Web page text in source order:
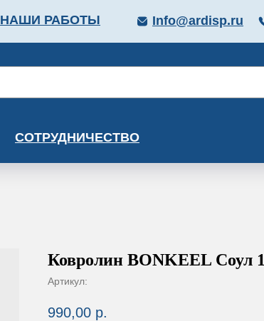
НАШИ РАБОТЫ Info@ardisp.ru
СОТРУДНИЧЕСТВО
Ковролин BONKEEL Соул
Артикул:
990,00 р.